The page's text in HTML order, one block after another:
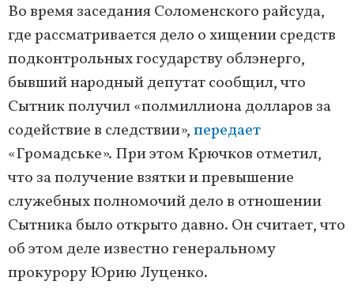
Во время заседания Соломенского райсуда,
где рассматривается дело о хищении средств
подконтрольных государству облэнерго,
бывший народный депутат сообщил, что
Сытник получил «полмиллиона долларов за
содействие в следствии»,передает
«Громадське». При этом Крючков отметил,
что за получение взятки и превышение
служебных полномочий дело в отношении
Сытника было открыто давно. Он считает, что
об этом деле известно генеральному
прокурору Юрию Луценко.